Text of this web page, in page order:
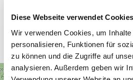
Diese Webseite verwendet Cookies
Wir verwenden Cookies, um
personalisieren, Funktionen für
zu können und die Zugriffe auf
analysieren. Außerdem geben wir
Our WLAN-
+